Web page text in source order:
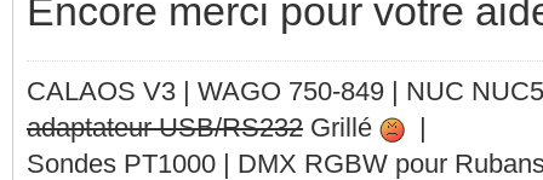
Encore merci pour votre
CALAOS V3 | WAGO 750-849 | NUC
adaptateur USB/RS232 Grillé
|
Sondes PT1000 | DMX RGBW pour